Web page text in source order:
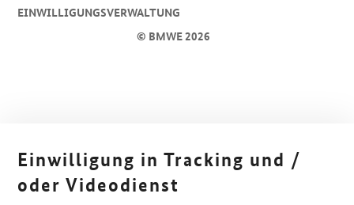
© BMWE 2026
EINWILLIGUNGSVERWALTUNG
Einwilligung in Tracking und /
oder Videodienst